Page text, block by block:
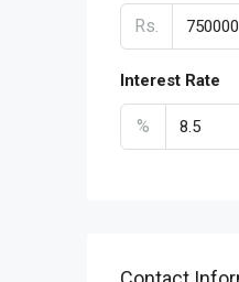
Rs.
Interest Rate
%